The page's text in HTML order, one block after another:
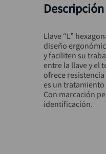
Llave “L”
diseño
y faciliten su
entre la llave y el
ofrece
es un
Con marcación
identificación.